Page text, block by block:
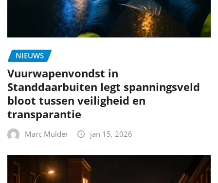
NIEUWS
Vuurwapenvondst in
Standdaarbuiten legt spanningsveld
bloot tussen veiligheid en
transparantie
Marc Mulder jan 15, 2026